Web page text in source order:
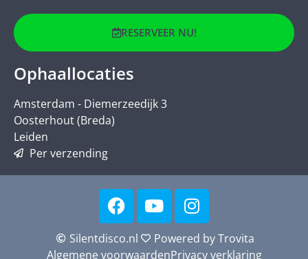
RESERVEER NU!
Ophaallocaties
Amsterdam - Diemerzeedijk 3
Oosterhout (Breda)
Leiden
Per verzending
Silentdisco.nl
Powered by Trovita
Algemene voorwaardenPrivacy verklaring